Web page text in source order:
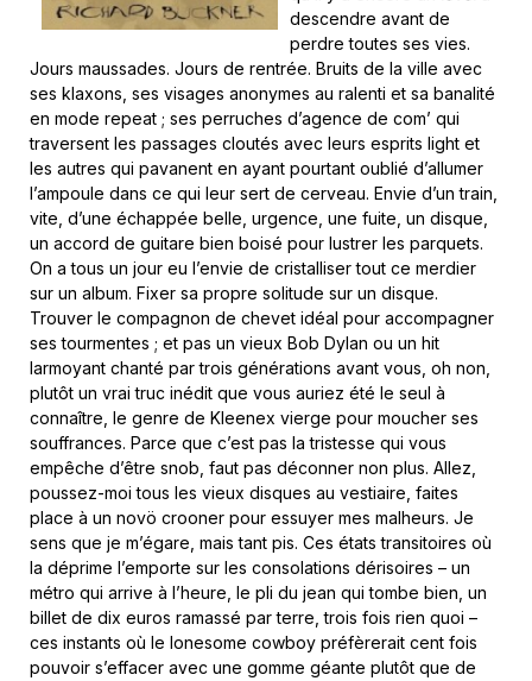
descendre avant de
perdre toutes ses vies.
Jours maussades. Jours de rentrée. Bruits de la ville avec
ses klaxons, ses visages anonymes au ralenti et sa banalité
en mode repeat ; ses perruches d’agence de com’ qui
traversent les passages cloutés avec leurs esprits light et
les autres qui pavanent en ayant pourtant oublié d’allumer
l’ampoule dans ce qui leur sert de cerveau. Envie d’un train,
vite, d’une échappée belle, urgence, une fuite, un disque,
un accord de guitare bien boisé pour lustrer les parquets.
On a tous un jour eu l’envie de cristalliser tout ce merdier
sur un album. Fixer sa propre solitude sur un disque.
Trouver le compagnon de chevet idéal pour accompagner
ses tourmentes ; et pas un vieux Bob Dylan ou un hit
larmoyant chanté par trois générations avant vous, oh non,
plutôt un vrai truc inédit que vous auriez été le seul à
connaître, le genre de Kleenex vierge pour moucher ses
souffrances. Parce que c’est pas la tristesse qui vous
empêche d’être snob, faut pas déconner non plus. Allez,
poussez-moi tous les vieux disques au vestiaire, faites
place à un novö crooner pour essuyer mes malheurs. Je
sens que je m’égare, mais tant pis. Ces états transitoires où
la déprime l’emporte sur les consolations dérisoires – un
métro qui arrive à l’heure, le pli du jean qui tombe bien, un
billet de dix euros ramassé par terre, trois fois rien quoi –
ces instants où le lonesome cowboy préfèrerait cent fois
pouvoir s’effacer avec une gomme géante plutôt que de